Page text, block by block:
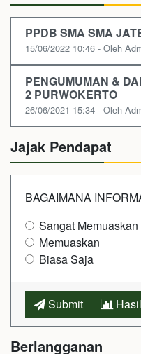
PPDB SMA SMA
15/06/2022 10:46 - Oleh
PENGUMUMAN &
2 PURWOKERTO
26/06/2021 15:34 - Oleh
Jajak Pendapat
BAGAIMANA
Sangat Memuaskan
Memuaskan
Biasa Saja
Submit Hasil
Berlangganan